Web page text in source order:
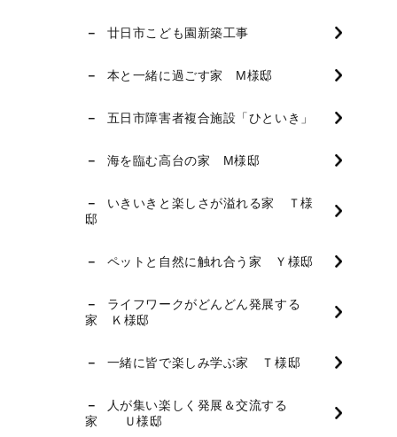
廿日市こども園新築工事
本と一緒に過ごす家 M様邸
五日市障害者複合施設「ひといき」
海を臨む高台の家 M様邸
いきいきと楽しさが溢れる家 Ｔ様
邸
ペットと自然に触れ合う家 Ｙ様邸
ライフワークがどんどん発展する
家 Ｋ様邸
一緒に皆で楽しみ学ぶ家 Ｔ様邸
人が集い楽しく発展＆交流する
家 Ｕ様邸